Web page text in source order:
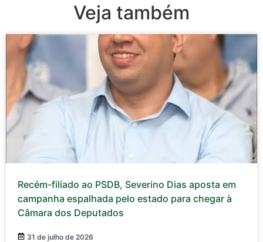
Veja também
Recém-filiado ao PSDB, Severino Dias aposta em
campanha espalhada pelo estado para chegar à
Câmara dos Deputados
31 de julho de 2026